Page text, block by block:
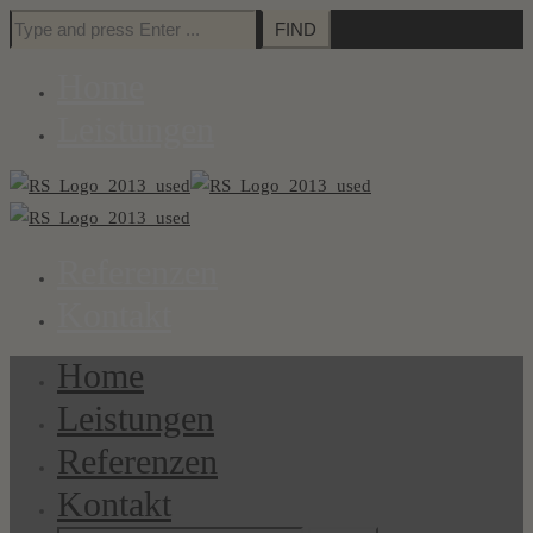
Search
Home
Leistungen
Referenzen
Kontakt